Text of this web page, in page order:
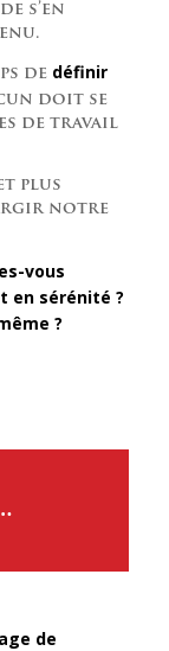
s’en
de définir
doit se
de travail
plus
notre
vous
en sérénité ?
?
de